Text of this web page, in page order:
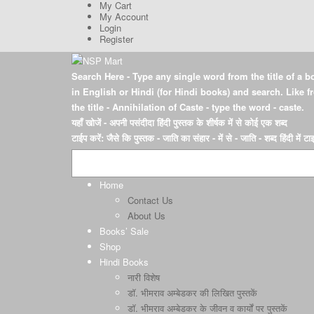
My Cart
My Account
Login
Register
Search Here - Type any single word from the title of a
in English or Hindi (for Hindi books) and search. Like
the title - Annihilation of Caste - type the word - caste.
यहाँ खोजें- अपनी पसंदीदा हिंदी पुस्तक के शीर्षक में से कोई एक शब्द
टाईप करें: जैसे कि पुस्तक - जाति का संहार - में से - जाति - शब्द हिंदी में
Home
Contact Us
About Us
Books’ Sale
Shop
Hindi Books
नारी विशेष
डॉ. भीमराव अम्बेडकर की लिखित पुस्तकें
डॉ. भीमराव अम्बेडकर के जीवन व कार्यों पर पुस्तकें